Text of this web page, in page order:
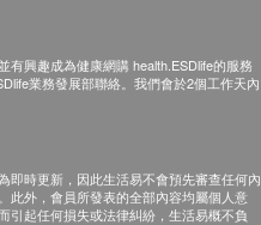
有興趣成為健康網購 health.ESDlife的服務
業務發展部聯絡。我們會於2個工作天內
即時更新，因此生活易不會預先審查任何內
此外，會員所發表的全部內容均屬個人意
引起任何損失或法律糾紛，生活易概不負